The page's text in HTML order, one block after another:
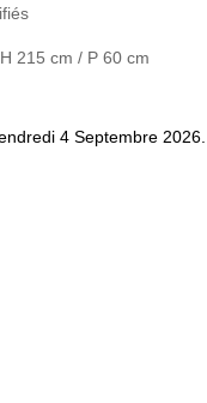
215 cm / P 60 cm
4 Septembre